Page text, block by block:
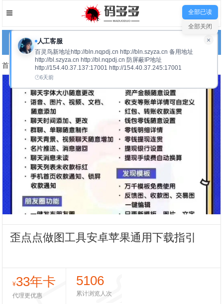
网站导航
首页 其他产品 正文
歪点点做图工具安卓苹果通用下载指引
¥33年卡
代理更优惠
5106
累计浏览人次
全部已读
全部关闭
人工客服
百灵鸟新地址http://bln.nqpdj.cn http://bln.szyza.cn 备用地址
http://bl.szyza.cn http://bl.nqpdj.cn 防屏蔽IP地址
http://154.40.37.137:17001 http://154.40.37.245:17001
6天前
×